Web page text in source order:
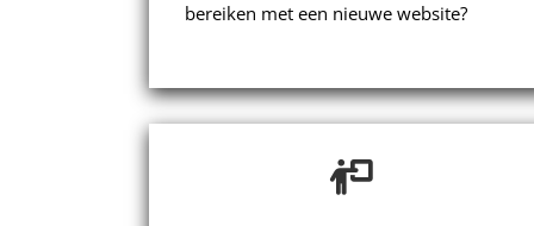
bereiken met een nieuwe website?